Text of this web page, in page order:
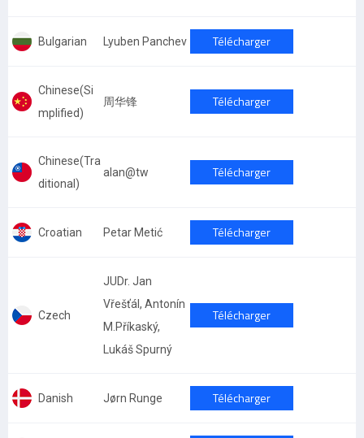
Bulgarian Lyuben Panchev Télécharger
Chinese(Si
mplified)
周华锋 Télécharger
Chinese(Tra
ditional)
alan@tw Télécharger
Croatian Petar Metić Télécharger
Czech
JUDr. Jan
Vřešťál, Antonín
M.Příkaský,
Lukáš Spurný
Télécharger
Danish Jørn Runge Télécharger